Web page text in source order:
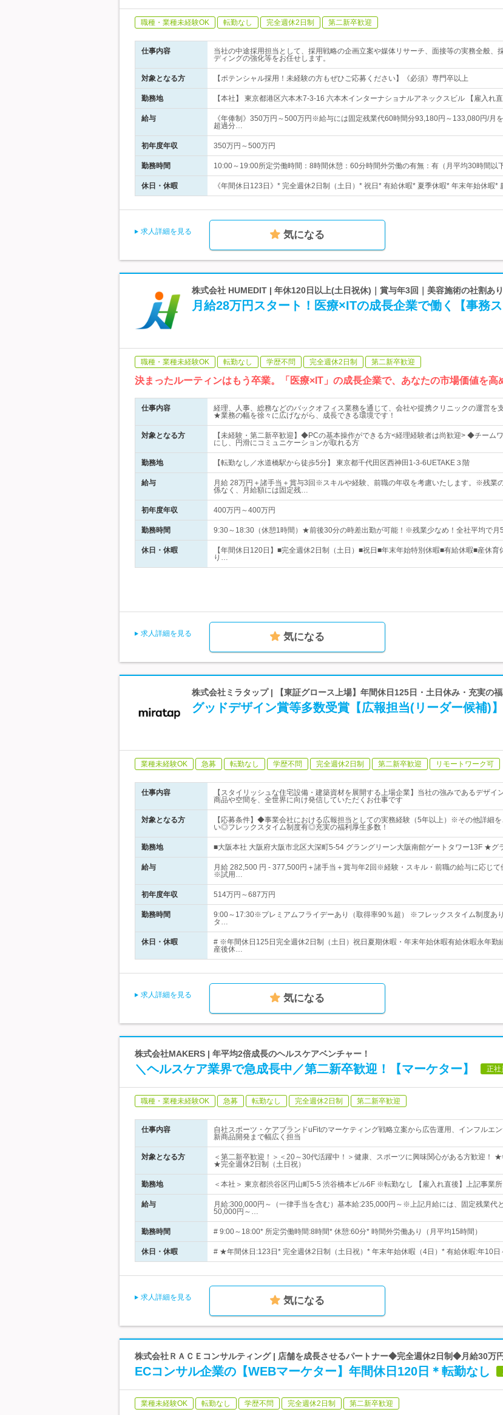
職種・業種未経験OK 転勤なし 完全週休2日制 第二新卒歓迎
仕事内容
当社の中途採用担当として、採用戦略の企画立案や媒体リサーチ、面接等の実務全般、
ディングの強化等をお任せします。
対象となる方 【ポテンシャル採用！未経験の方もぜひご応募ください】《必須》専門卒以上
勤務地 【本社】 東京都港区六本木7-3-16 六本木インターナショナルアネックスビル 【雇入れ
給与
《年俸制》350万円～500万円※給与には固定残業代60時間分93,180円～133,080円/月を
超過分…
初年度年収 350万円～500万円
勤務時間 10:00～19:00所定労働時間：8時間休憩：60分時間外労働の有無：有（月平均30時間以下
休日・休暇 《年間休日123日》* 完全週休2日制（土日）* 祝日* 有給休暇* 夏季休暇* 年末年始休暇*
求人詳細を見る 気になる
株式会社 HUMEDIT | 年休120日以上(土日祝休)｜賞与年3回｜美容施術の社割あり
月給28万円スタート！医療×ITの成長企業で働く【事務ス
職種・業種未経験OK 転勤なし 学歴不問 完全週休2日制 第二新卒歓迎
決まったルーティンはもう卒業。「医療×IT」の成長企業で、あなたの市場価値を高
仕事内容
経理、人事、総務などのバックオフィス業務を通じて、会社や提携クリニックの運営を支
★業務の幅を徐々に広げながら、成長できる環境です！
対象となる方
【未経験・第二新卒歓迎】◆PCの基本操作ができる方<経理経験者は尚歓迎> ◆チーム
にし、円滑にコミュニケーションが取れる方
勤務地 【転勤なし／水道橋駅から徒歩5分】 東京都千代田区西神田1-3-6UETAKE３階
給与
月給 28万円＋諸手当＋賞与3回※スキルや経験、前職の年収を考慮いたします。※残業
係なく、月給額には固定残…
初年度年収 400万円～400万円
勤務時間 9:30～18:30（休憩1時間）★前後30分の時差出勤が可能！※残業少なめ！全社平均で
休日・休暇
【年間休日120日】■完全週休2日制（土日）■祝日■年末年始特別休暇■有給休暇■産休
り…
求人詳細を見る 気になる
株式会社ミラタップ | 【東証グロース上場】年間休日125日・土日休み・充実の
グッドデザイン賞等多数受賞【広報担当(リーダー候補)
業種未経験OK 急募 転勤なし 学歴不問 完全週休2日制 第二新卒歓迎 リモートワーク可
仕事内容
【スタイリッシュな住宅設備・建築資材を展開する上場企業】当社の強みであるデザイ
商品や空間を、全世界に向け発信していただくお仕事です
対象となる方
【応募条件】◆事業会社における広報担当としての実務経験（5年以上）※その他詳細を
い◎フレックスタイム制度有◎充実の福利厚生多数！
勤務地 ■大阪本社 大阪府大阪市北区大深町5-54 グラングリーン大阪南館ゲートタワー13F ★グ
給与
月給 282,500 円 - 377,500円＋諸手当＋賞与年2回※経験・スキル・前職の給与に応じて
※試用…
初年度年収 514万円～687万円
勤務時間
9:00～17:30※プレミアムフライデーあり（取得率90％超） ※フレックスタイム制度あ
タ…
休日・休暇
# ※年間休日125日完全週休2日制（土日）祝日夏期休暇・年末年始休暇有給休暇永年勤
産後休…
求人詳細を見る 気になる
株式会社MAKERS | 年平均2倍成長のヘルスケアベンチャー！
＼ヘルスケア業界で急成長中／第二新卒歓迎！【マーケター】 正社
職種・業種未経験OK 急募 転勤なし 完全週休2日制 第二新卒歓迎
仕事内容
自社スポーツ・ケアブランドuFitのマーケティング戦略立案から広告運用、インフルエン
新商品開発まで幅広く担当
対象となる方
＜第二新卒歓迎！＞＜20～30代活躍中！＞健康、スポーツに興味関心がある方歓迎！ ★
★完全週休2日制（土日祝）
勤務地 ＜本社＞ 東京都渋谷区円山町5-5 渋谷橋本ビル6F ※転勤なし 【雇入れ直後】上記事業
給与
月給:300,000円～（一律手当を含む）基本給:235,000円～※上記月給には、固定残業代
50,000円～…
勤務時間 # 9:00～18:00* 所定労働時間:8時間* 休憩:60分* 時間外労働あり（月平均15時間）
休日・休暇 # ★年間休日:123日* 完全週休2日制（土日祝）* 年末年始休暇（4日）* 有給休暇:年10日
求人詳細を見る 気になる
株式会社ＲＡＣＥコンサルティング | 店舗を成長させるパートナー◆完全週休2日制◆月給30万
ECコンサル企業の【WEBマーケター】年間休日120日＊転勤なし
業種未経験OK 転勤なし 学歴不問 完全週休2日制 第二新卒歓迎